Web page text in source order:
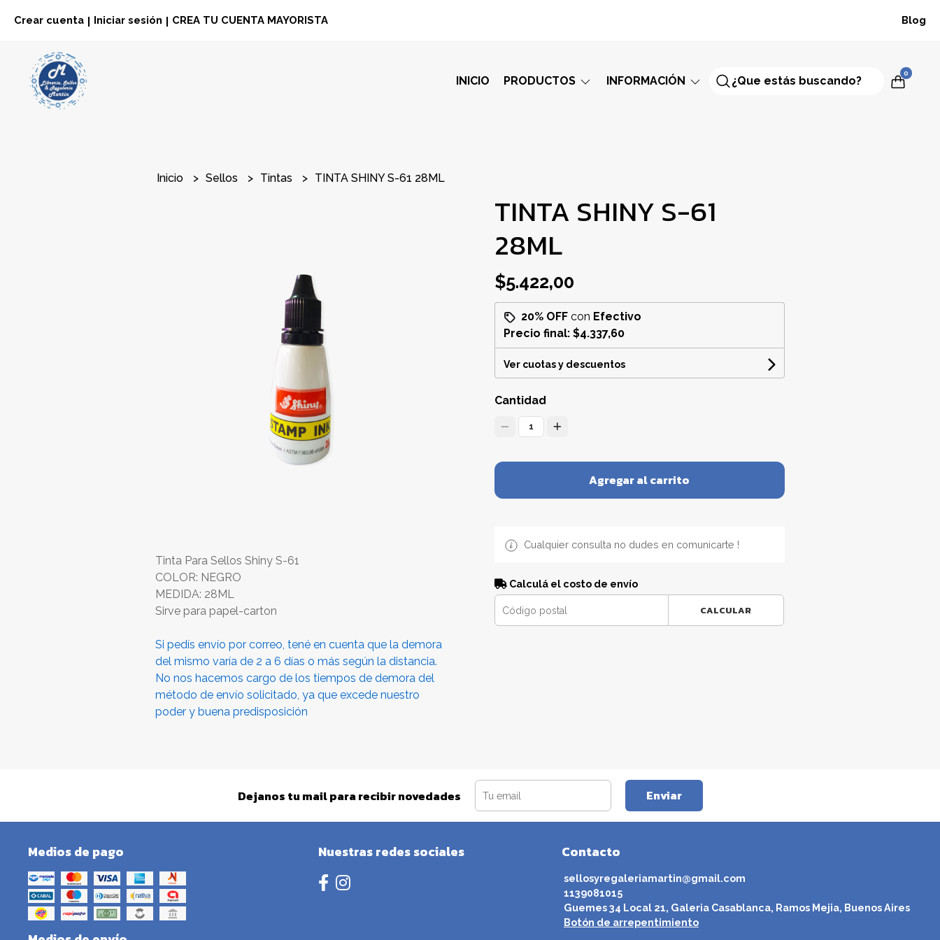
Crear cuenta Iniciar sesión CREA TU CUENTA MAYORISTA Blog
INICIO PRODUCTOS INFORMACIÓN
0
Inicio Sellos Tintas TINTA SHINY S-61 28ML
Tinta Para Sellos Shiny S-61
COLOR: NEGRO
MEDIDA: 28ML
Sirve para papel-carton
Si pedís envío por correo, tené en cuenta que la demora
del mismo varía de 2 a 6 días o más según la distancia.
No nos hacemos cargo de los tiempos de demora del
método de envío solicitado, ya que excede nuestro
poder y buena predisposición
TINTA SHINY S-61
28ML
$5.422,00
20% OFFcon Efectivo
Precio final: $4.337,60
Ver cuotas y descuentos
Cantidad
1
Agregar al carrito
Cualquier consulta no dudes en comunicarte !
Calculá el costo de envío
CALCULAR
Dejanos tu mail para recibir novedades Enviar
Medios de pago Nuestras redes sociales Contacto
sellosyregaleriamartin@gmail.com
1139081015
Guemes 34 Local 21, Galeria Casablanca, Ramos Mejia, Buenos Aires
Botón de arrepentimiento